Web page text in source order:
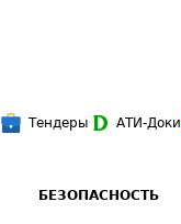
Тендеры АТИ-Доки
БЕЗОПАСНОСТЬ